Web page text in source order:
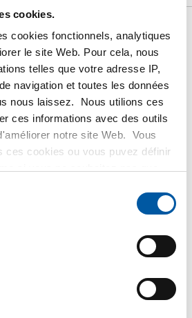
cookies.
cookies fonctionnels, analytiques
le site Web. Pour cela, nous
telles que votre adresse IP,
navigation et toutes les données
nous laissez. Nous utilions ces
ces informations avec des outils
notre site Web. Vous
ces cookies ou vous puvez définir
les cookies que nous conservons
nous travaillons dans notre
bruts: Inox
(304/304L)
plat
Prix en euro par 0 KG
100x10 ca 6 mtr